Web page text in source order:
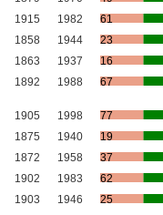
1915 1982
61
1858 1944
23
1863 1937
16
1892 1988 67
1905 1998
77
1875 1940
19
1872 1958
37
1902 1983
62
1903 1946 25